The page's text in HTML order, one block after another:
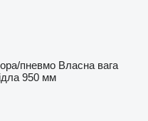
пневмо Власна вага
950 мм